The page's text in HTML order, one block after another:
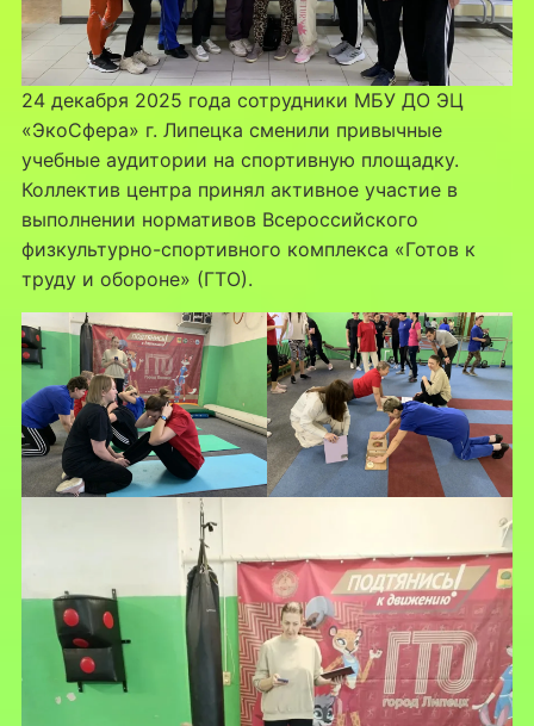
24 декабря 2025 года сотрудники МБУ ДО ЭЦ
«ЭкоСфера» г. Липецка сменили привычные
учебные аудитории на спортивную площадку.
Коллектив центра принял активное участие в
выполнении нормативов Всероссийского
физкультурно-спортивного комплекса «Готов к
труду и обороне» (ГТО).